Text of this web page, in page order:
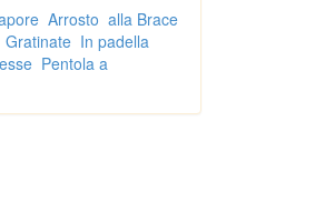
Arrosto alla Brace
Gratinate In padella
Pentola a